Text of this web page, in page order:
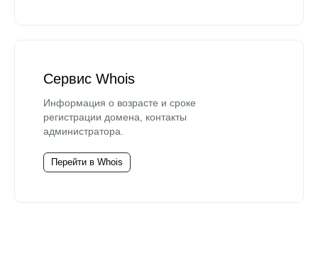
Сервис Whois
Информация о возрасте и сроке
регистрации домена, контакты
администратора.
Перейти в Whois